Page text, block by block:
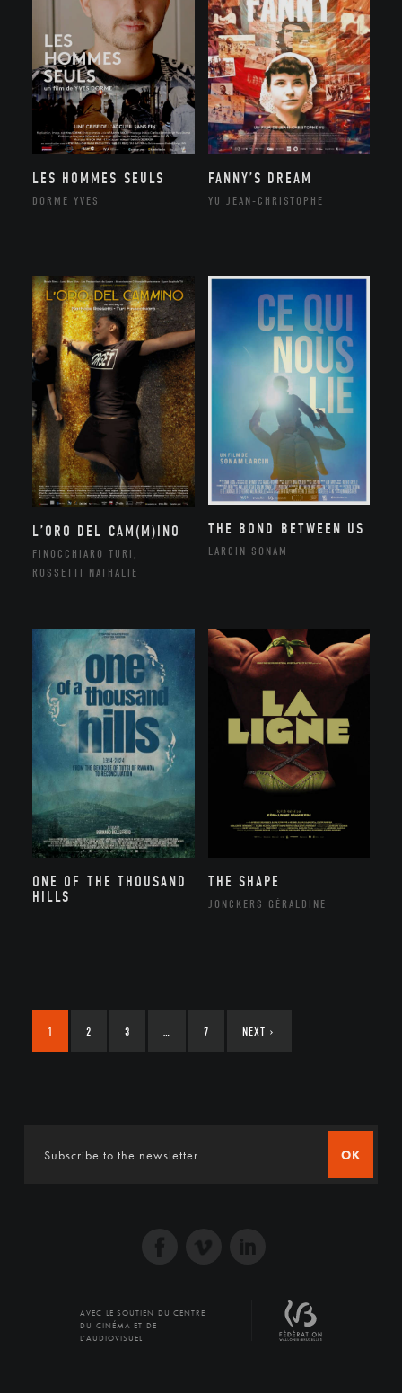
LES HOMMES SEULS
DORME YVES
FANNY’S DREAM
YU JEAN-CHRISTOPHE
L’ORO DEL CAM(M)INO
FINOCCHIARO TURI,
ROSSETTI NATHALIE
THE BOND BETWEEN US
LARCIN SONAM
ONE OF THE THOUSAND
HILLS
THE SHAPE
JONCKERS GÉRALDINE
1 2 3 … 7 NEXT ›
OK
AVEC LE SOUTIEN DU CENTRE
DU CINÉMA ET DE
L'AUDIOVISUEL